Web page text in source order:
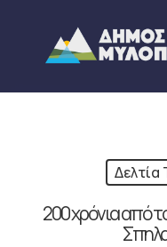
content
200 χρόνια από